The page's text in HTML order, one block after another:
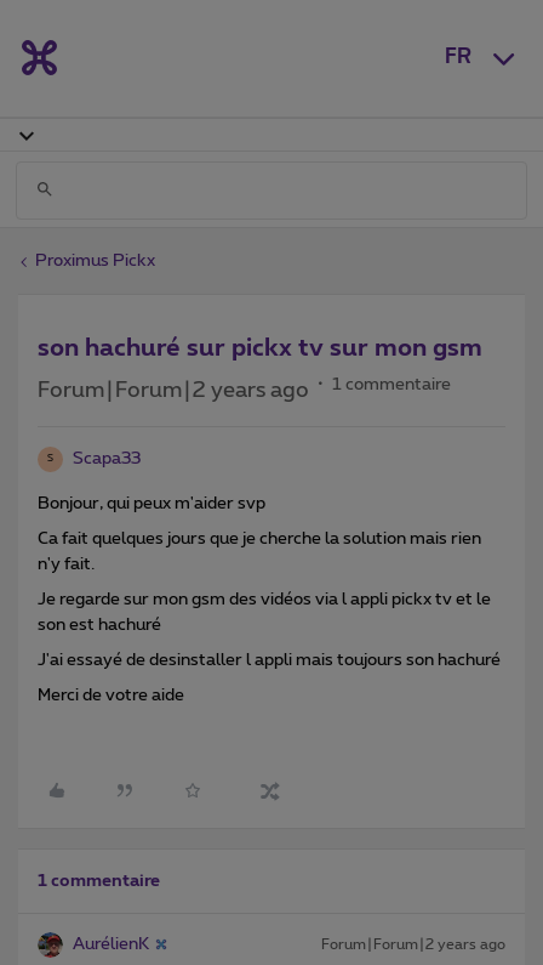
FR
Proximus Pickx
son hachuré sur pickx tv sur mon gsm
Forum|Forum|2 years ago 1 commentaire
S Scapa33
Bonjour, qui peux m'aider svp
Ca fait quelques jours que je cherche la solution mais rien
n'y fait.
Je regarde sur mon gsm des vidéos via l appli pickx tv et le
son est hachuré
J'ai essayé de desinstaller l appli mais toujours son hachuré
Merci de votre aide
1 commentaire
AurélienK Forum|Forum|2 years ago